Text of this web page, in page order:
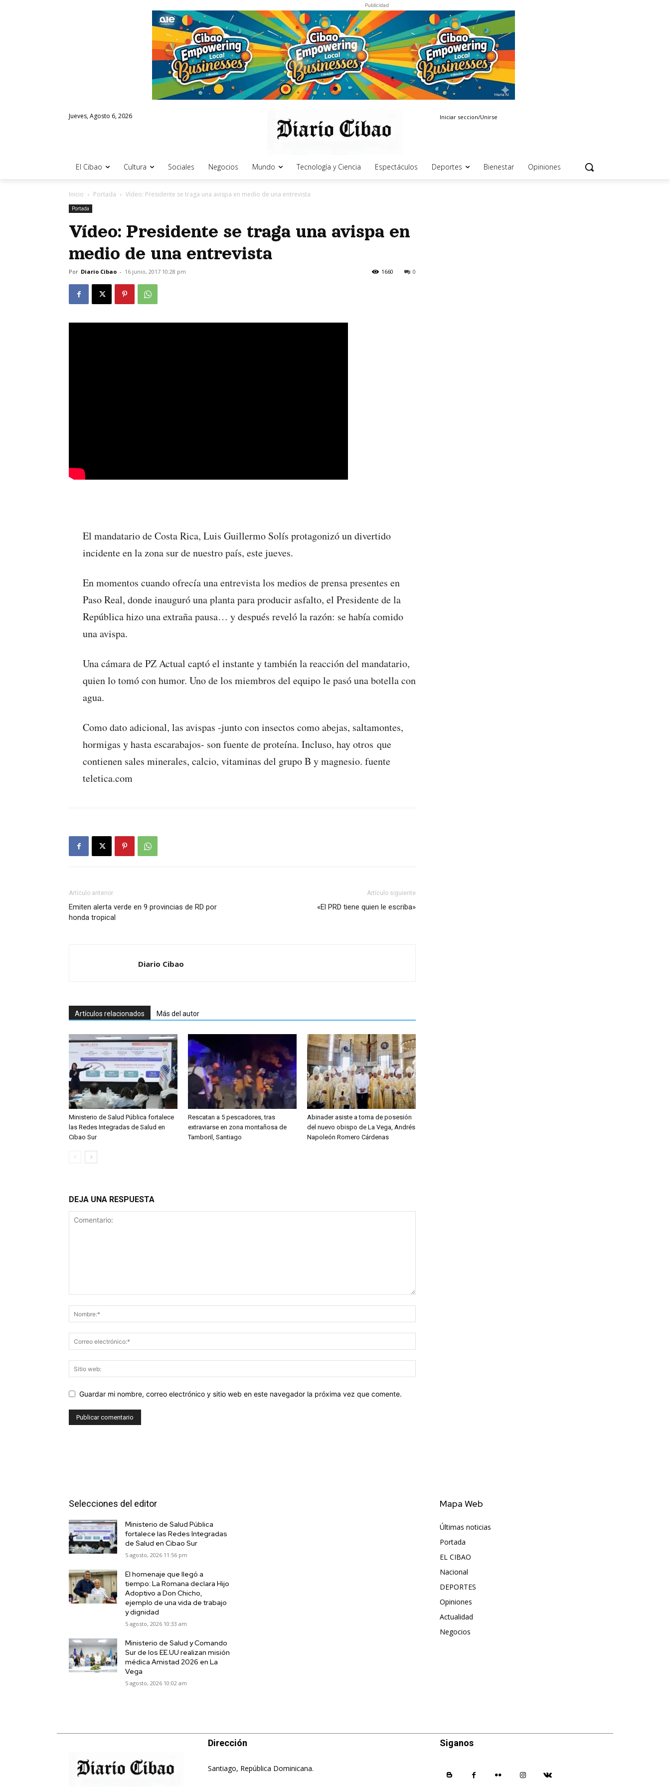
Publicidad
Jueves, Agosto 6, 2026 Iniciar seccion/Unirse
El Cibao Cultura Sociales Negocios Mundo Tecnología y Ciencia Espectáculos Deportes Bienestar Opiniones
Inicio Portada Vídeo: Presidente se traga una avispa en medio de una entrevista
Portada
Vídeo: Presidente se traga una avispa en
medio de una entrevista
Por Diario Cibao - 16 junio, 2017 10:28 pm 0
1660
El mandatario de Costa Rica, Luis Guillermo Solís protagonizó un divertido
incidente en la zona sur de nuestro país, este jueves.
En momentos cuando ofrecía una entrevista los medios de prensa presentes en
Paso Real, donde inauguró una planta para producir asfalto, el Presidente de la
República hizo una extraña pausa… y después reveló la razón: se había comido
una avispa.
Una cámara de PZ Actual captó el instante y también la reacción del mandatario,
quien lo tomó con humor. Uno de los miembros del equipo le pasó una botella con
agua.
Como dato adicional, las avispas -junto con insectos como abejas, saltamontes,
hormigas y hasta escarabajos- son fuente de proteína. Incluso, hay otros que
contienen sales minerales, calcio, vitaminas del grupo B y magnesio. fuente
teletica.com
Artículo anterior
Emiten alerta verde en 9 provincias de RD por
honda tropical
Artículo siguiente
«El PRD tiene quien le escriba»
Diario Cibao
Artículos relacionados Más del autor
Ministerio de Salud Pública fortalece
las Redes Integradas de Salud en
Cibao Sur
Rescatan a 5 pescadores, tras
extraviarse en zona montañosa de
Tamboril, Santiago
Abinader asiste a toma de posesión
del nuevo obispo de La Vega, Andrés
Napoleón Romero Cárdenas
DEJA UNA RESPUESTA
Guardar mi nombre, correo electrónico y sitio web en este navegador la próxima vez que comente.
Selecciones del editor
Ministerio de Salud Pública
fortalece las Redes Integradas
de Salud en Cibao Sur
5 agosto, 2026 11:56 pm
El homenaje que llegó a
tiempo: La Romana declara Hijo
Adoptivo a Don Chicho,
ejemplo de una vida de trabajo
y dignidad
5 agosto, 2026 10:33 am
Ministerio de Salud y Comando
Sur de los EE.UU realizan misión
médica Amistad 2026 en La
Vega
5 agosto, 2026 10:02 am
Mapa Web
Últimas noticias
Portada
EL CIBAO
Nacional
DEPORTES
Opiniones
Actualidad
Negocios
Dirección
Santiago, República Dominicana.
Siganos